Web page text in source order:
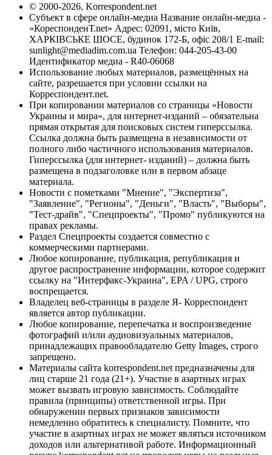
© 2000-2026, Korrespondent.net
Субъект в сфере онлайн-медиа Название онлайн-медиа -
«КореспонденТ.net» Адрес: 02091, місто Київ,
ХАРКІВСЬКЕ ШОСЕ, будинок 172-Б, офіс 208/1 E-mail:
sunlight@mediadim.com.ua Телефон: 044-205-43-00
Идентификатор медиа - R40-06068
Использование любых материалов, размещённых на
сайте, разрешается при условии ссылки на
Корреспондент.net.
При копировании материалов со страницы «Новости
Украины и мира», для интернет-изданий – обязательна
прямая открытая для поисковых систем гиперссылка.
Ссылка должна быть размещена в независимости от
полного либо частичного использования материалов.
Гиперссылка (для интернет- изданий) – должна быть
размещена в подзаголовке или в первом абзаце
материала.
Новости с пометками "Мнение", "Экспертиза",
"Заявление", "Регионы", "Деньги", "Власть", "Выборы",
"Тест-драйв", "Спецпроекты", "Промо" публикуются на
правах рекламы.
Раздел Спецпроекты создается совместно с
коммерческими партнерами.
Любое копирование, публикация, републикация и
другое распространение информации, которое содержит
ссылку на "Интерфакс-Украина", EPA / UPG, строго
воспрещается.
Владелец веб-страницы в разделе Я- Корреспондент
является автор публикации.
Любое копирование, перепечатка и воспроизведение
фотографий и/или аудиовизуальных материалов,
принадлежащих правообладателю Getty Images, строго
запрещено.
Материалы сайта korrespondent.net предназначены для
лиц старше 21 года (21+). Участие в азартных играх
может вызвать игровую зависимость. Соблюдайте
правила (принципы) ответственной игры. При
обнаружении первых признаков зависимости
немедленно обратитесь к специалисту. Помните, что
участие в азартных играх не может являться источником
доходов или альтернативой работе. Информационный